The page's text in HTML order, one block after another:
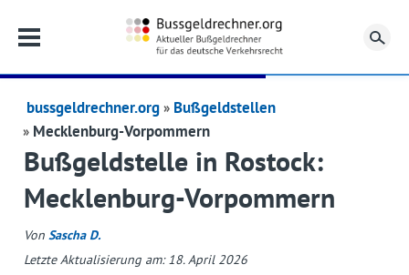
bussgeldrechner.org
Bußgeldstellen
Mecklenburg-Vorpommern
Bußgeldstelle in Rostock:
Mecklenburg-Vorpommern
Von Sascha D.
Letzte Aktualisierung am: 18. April 2026